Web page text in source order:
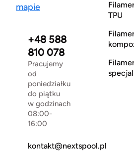
mapie
+48 588
810 078
Pracujemy
od
poniedziałku
do piątku
w godzinach
08:00-
16:00
kontakt@nextspool.pl
TPU